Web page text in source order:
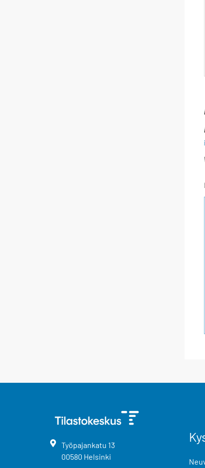
Työpajankatu 13
00580 Helsinki